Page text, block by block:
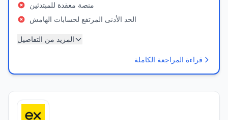
منصة معقدة للمبتدئين
الحد الأدنى المرتفع لحسابات الهامش
المزيد من التفاصيل
قراءة المراجعة الكاملة